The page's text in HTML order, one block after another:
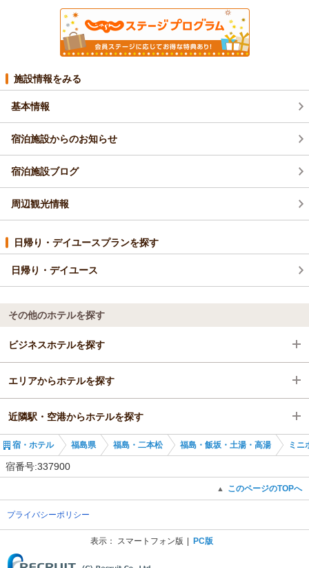
施設情報をみる
基本情報
宿泊施設からのお知らせ
宿泊施設ブログ
周辺観光情報
日帰り・デイユースプランを探す
日帰り・デイユース
その他のホテルを探す
ビジネスホテルを探す
福島県
福島・二本松
福島・飯坂・土湯・高湯
エリアからホテルを探す
福島県
福島・二本松
近隣駅・空港からホテルを探す
曽根田駅
福島学院前駅
宿・ホテル 福島県 福島・二本松 福島・飯坂・土湯・高湯 ミニ
宿番号:337900
▲ このページのTOPへ
プライバシーポリシー
表示： スマートフォン版 PC版